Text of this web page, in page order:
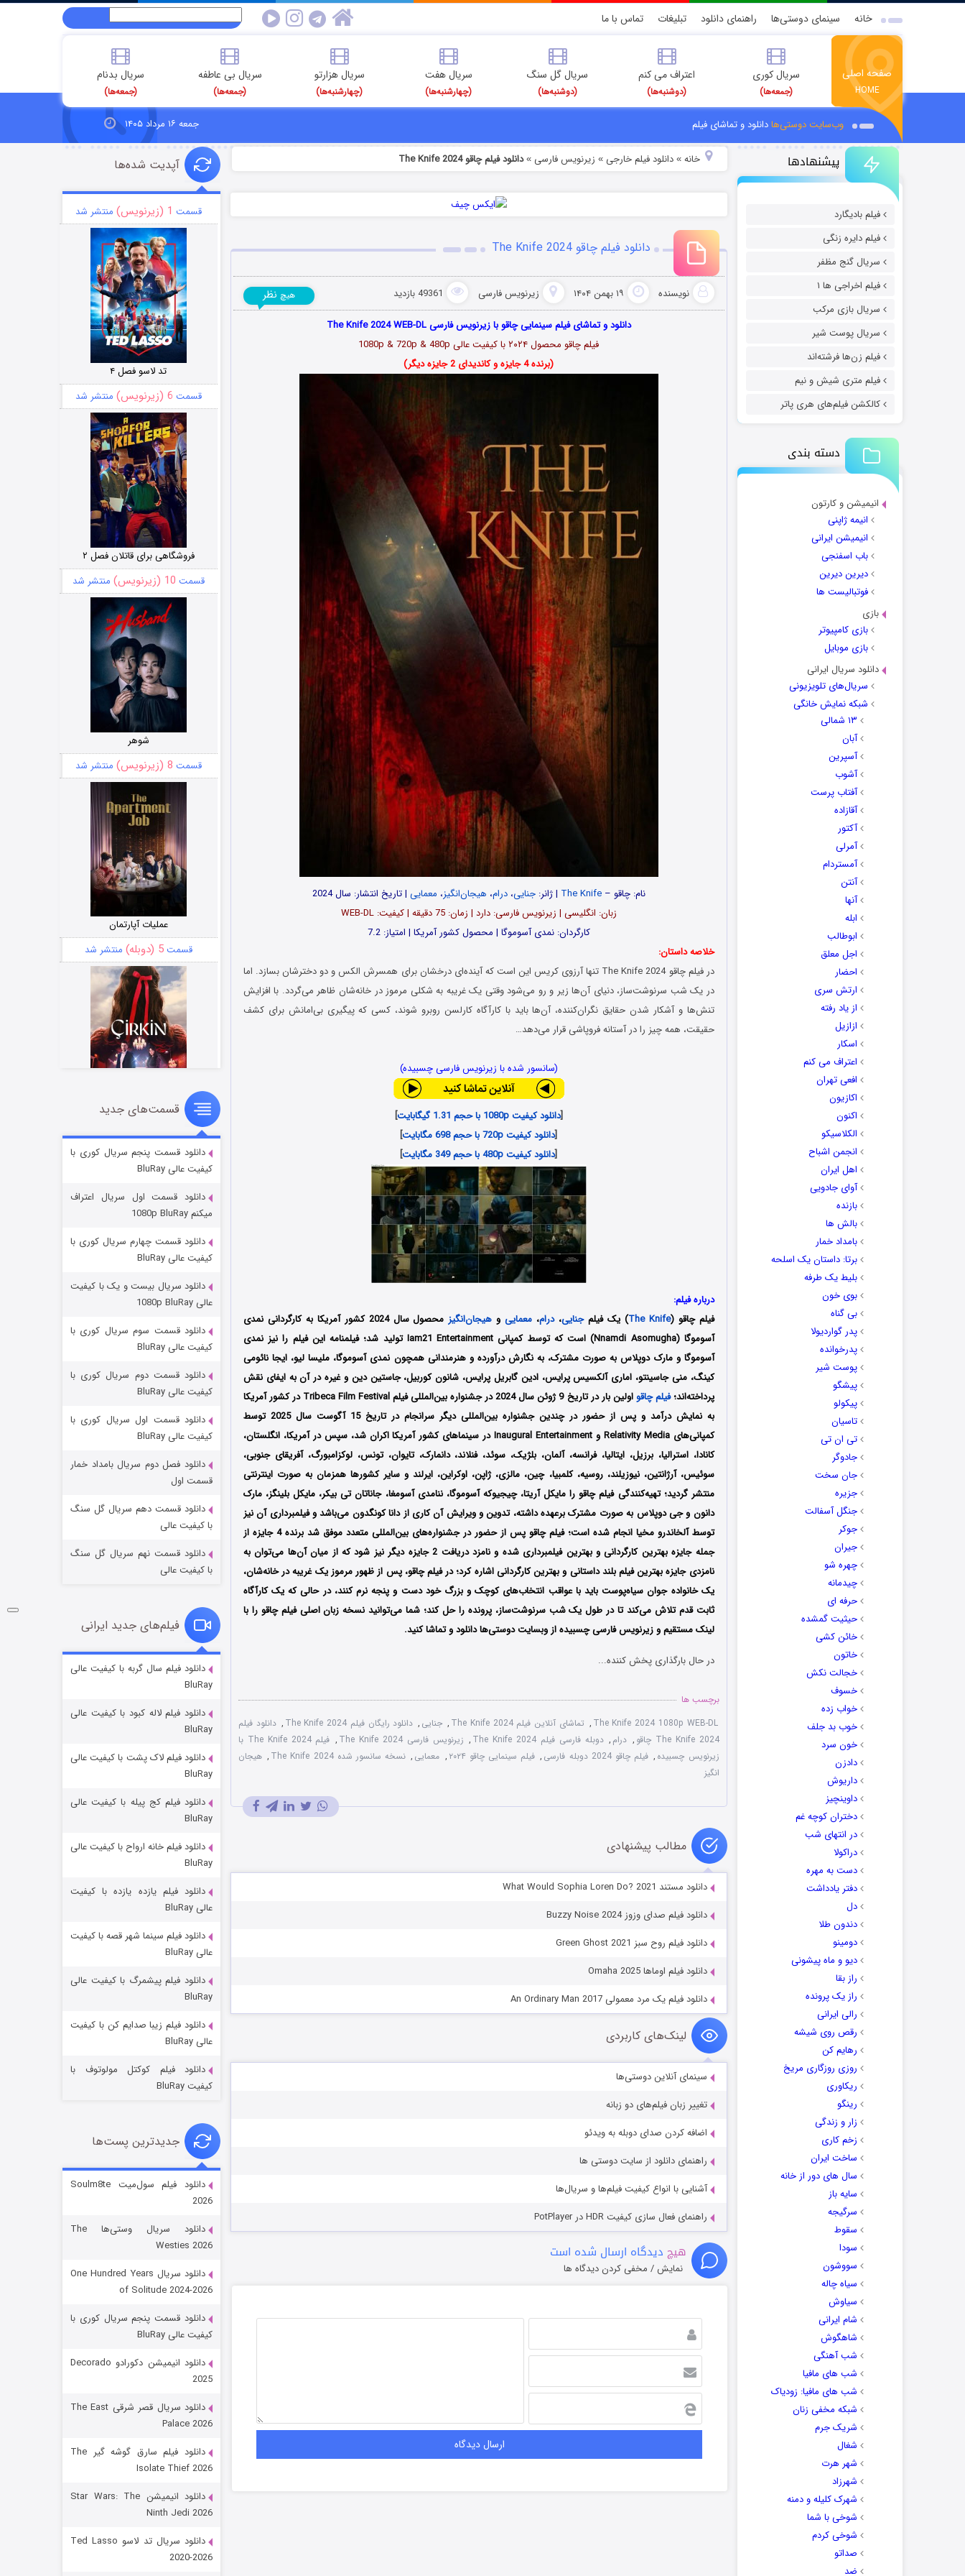
خانه سینمای دوستی‌ها راهنمای دانلود تبلیغات تماس با ما
صفحه اصلی
HOME
سریال کوری
(جمعه‌ها)
اعتراف می کنم
(دوشنبه‌ها)
سریال گل سنگ
(دوشنبه‌ها)
سریال هفت
(چهارشنبه‌ها)
سریال هزارتو
(چهارشنبه‌ها)
سریال بی عاطفه
(جمعه‌ها)
سریال بدنام
(جمعه‌ها)
وب‌سایت دوستی‌هادانلود و تماشای فیلم جمعه ۱۶ مرداد ۱۴۰۵
پیشنهادها
فیلم بادیگارد
فیلم دایره زنگی
سریال گنج مظفر
فیلم اخراجی ها ۱
سریال بازی مرکب
سریال پوست شیر
فیلم زن‌ها فرشته‌اند
فیلم متری شیش و نیم
کالکشن فیلم‌های هری پاتر
دسته بندی
انیمیشن و کارتون
انیمه ژاپنی
انیمیشن ایرانی
باب اسفنجی
دیرین دیرین
فوتبالیست ها
بازی
بازی کامپیوتر
بازی موبایل
دانلود سریال ایرانی
سریال‌های تلویزیونی
شبکه نمایش خانگی
۱۳ شمالی
آبان
آسپرین
آشوب
آفتاب پرست
آقازاده
آکتور
آمرلی
آمستردام
آنتن
آنها
ابله
ابوطالب
اجل معلق
احضار
ارتش سری
از یاد رفته
ازازیل
اسکار
اعتراف می کنم
افعی تهران
اکازیون
اکنون
الکلاسیکو
انجمن اشباح
اهل ایران
آوای جادویی
بازنده
بالش ها
بامداد خمار
برتا: داستان یک اسلحه
بلیط یک‌‌ طرفه
بوی خون
بی گناه
پدر گواردیولا
پدرخوانده
پوست شیر
پیشگو
پیکولو
تاسیان
تی ان تی
جادوگر
جان سخت
جزیره
جنگل آسفالت
جوکر
جیران
چهره شو
چیدمانه
حرفه ای
حیثیت گمشده
خائن کشی
خاتون
خجالت نکش
خسوف
خواب زده
خوب بد جلف
خون سرد
دادزن
داریوش
داوینچیز
دختران کوچه غم
در انتهای شب
دراکولا
دست به مهره
دفتر یادداشت
دل
دندون طلا
دومینو
دیو و ماه پیشونی
راز بقا
راز یک پرونده
رالی ایرانی
رقص روی شیشه
رهایم کن
روزی روزگاری مریخ
ریکاوری
رینگو
زار و زندگی
زخم کاری
ساخت ایران
سال های دور از خانه
سایه باز
سرگیجه
سقوط
سودا
سووشون
سیاه چاله
سیاوش
شام ایرانی
شاهگوش
شب آهنگی
شب های مافیا
شب های مافیا: زودیاک
شبکه مخفی زنان
شریک جرم
شغال
شهر هرت
شهرزاد
شهرک کلیله و دمنه
شوخی با شما
شوخی کردم
صداتو
ضد
خانه» دانلود فیلم خارجی » زیرنویس فارسی »دانلود فیلم چاقو The Knife 2024
دانلود فیلم چاقو The Knife 2024
نویسنده ۱۹ بهمن ۱۴۰۴ زیرنویس فارسی 49361 بازدید هیچ نظر
دانلود و تماشای فیلم سینمایی چاقو با زیرنویس فارسی The Knife 2024 WEB-DL
فیلم چاقو محصول ۲۰۲۴ با کیفیت عالی 1080p & 720p & 480p
(برنده 4 جایزه و کاندیدای 2 جایزه دیگر)
نام: چاقو –The Knife | ژانر:جنایی،درام، هیجان‌انگیز، معمایی | تاریخ انتشار: سال 2024
زبان: انگلیسی | زیرنویس فارسی: دارد | زمان: 75 دقیقه | کیفیت: WEB-DL
کارگردان: نمدی آسوموگا | محصول کشور آمریکا | امتیاز: 7.2
خلاصه داستان:
در فیلم چاقو The Knife 2024 تنها آرزوی کریس این است که آینده‌ای درخشان برای همسرش الکس و دو دخترشان بسازد. اما
در یک شب سرنوشت‌ساز، دنیای آن‌ها زیر و رو می‌شود وقتی یک غریبه به شکلی مرموز در خانه‌شان ظاهر می‌گردد. با افزایش
تنش‌ها و آشکار شدن حقایق نگران‌کننده، آن‌ها باید با کارآگاه کارلسن روبرو شوند، کسی که پیگیری بی‌امانش برای کشف
حقیقت، همه چیز را در آستانه فروپاشی قرار می‌دهد…
(سانسور شده با زیرنویس فارسی چسبیده)
[دانلود کیفیت 1080p با حجم 1.31 گیگابایت
]
[دانلود کیفیت 720p با حجم 698 مگابایت
]
[دانلود کیفیت 480p با حجم 349 مگابایت ]
درباره فیلم:
فیلم چاقو (The Knife) یک فیلمجنایی،درام، معماییو هیجان‌انگیز
محصول سال 2024 کشور آمریکا به کارگردانی نمدی
آسوموگا (Nnamdi Asomugha) است که توسط کمپانی‌ Iam21 Entertainment تولید شد؛ فیلمنامه این فیلم را نیز نمدی
آسوموگا و مارک دوپلاس به صورت مشترک، به نگارش درآورده و هنرمندانی همچون نمدی آسوموگا، ملیسا لیو، ایجا نائومی
کینگ، منی جاسینتو، اماری آلکسیس پرایس، ادین گابریل پرایس، شانون کوربیل، جاستین دین و غیره در آن به ایفای نقش
پرداخته‌اند؛فیلم چاقو
اولین بار در تاریخ 9 ژوئن سال 2024 در جشنواره بین‌المللی فیلم Tribeca Film Festival در کشور آمریکا
به نمایش درآمد و پس از حضور در چندین جشنواره بین‌المللی دیگر سرانجام در تاریخ 15 آگوست سال 2025 توسط
کمپانی‌های Relativity Media و Inaugural Entertainment در سینماهای کشور آمریکا اکران شد، سپس در آمریکا، انگلستان،
کانادا، استرالیا، برزیل، ایتالیا، فرانسه، آلمان، بلژیک، سوئد، فنلاند، دانمارک، تایوان، تونس، لوکزامبورگ، آفریقای جنوبی،
سوئیس، آرژانتین، نیوزیلند، روسیه، کلمبیا، چین، مالزی، ژاپن، اوکراین، ایرلند و سایر کشورها همزمان به صورت اینترنتی
منتشر گردید؛ تهیه‌کنندگی فیلم چاقو را مایکل آریتا، چیجیوکه آسوموگا، ننامدی آسومغا، جاناتان تی بیکر، مایکل بلینگز، مارک
دانون و جی دوپلاس به صورت مشترک برعهده داشته، تدوین و ویرایش آن کاری از دانا کونگدون می‌باشد و فیلمبرداری آن نیز
توسطآلخاندرو مخیا انجام شده است؛
فیلم چاقو پس از حضور در جشنواره‌‌‌‌‌های بین‌المللی متعدد موفق شد برنده 4 جایزه از
جمله جایزه بهترین کارگردانی و بهترین فیلمبرداری شده و نامزد دریافت 2 جایزه دیگر نیز شود که از میان آن‌ها می‌توان به
نامزدی جایزه بهترین فیلم بلند داستانی و بهترین کارگردانی اشاره کرد؛ در فیلم چاقو، پس از ظهور مرموز یک غریبه در خانه‌شان،
یک خانواده جوان سیاه‌پوست باید با عواقب انتخاب‌های کوچک و بزرگ خود دست و پنجه نرم کنند، در حالی که یک کارآگاه
ثابت قدم تلاش می‌کند تا در طول یک شب سرنوشت‌ساز، پرونده را حل کند؛ شما می‌توانید نسخه زبان اصلی فیلم چاقو را با
‌لینک مستقیم و زیرنویس فارسی چسبیده از وبسایت دوستی‌ها دانلود و تماشا کنید.
در حال بارگذاری پخش کننده...
برچسب ها
The Knife 2024 1080p WEB-DL
, تماشای آنلاین فیلم The Knife 2024 , جنایی , دانلود رایگان فیلم The Knife 2024 , دانلود فیلم
The Knife 2024 چاقو
, درام , دوبله فارسی فیلم The Knife 2024 , زیرنویس فارسی The Knife 2024 ,
فیلم The Knife 2024 با
زیرنویس چسبیده , فیلم چاقو 2024 دوبله فارسی , فیلم سینمایی چاقو ۲۰۲۴ , معمایی , نسخه سانسور شده The Knife 2024 , هیجان
انگیز
مطالب پیشنهادی
دانلود مستند What Would Sophia Loren Do? 2021
دانلود فیلم صدای وزوز Buzzy Noise 2024
دانلود فیلم روح سبز Green Ghost 2021
دانلود فیلم اوماها Omaha 2025
دانلود فیلم یک مرد معمولی An Ordinary Man 2017
لینک‌های کاربردی
سینمای آنلاین دوستی‌ها
تغییر زبان فیلم‌های دو زبانه
اضافه کردن صدای دوبله به ویدئو
راهنمای دانلود از سایت دوستی ها
آشنایی با انواع کیفیت فیلم‌ها و سریال‌ها
راهنمای فعال سازی کیفیت HDR در PotPlayer
هیچ دیدگاه ارسال شده است
نمایش / مخفی کردن دیدگاه ها
آپدیت شده‌ها
قسمت 1 (زیرنویس) منتشر شد
تد لاسو فصل ۴
قسمت 6 (زیرنویس) منتشر شد
فروشگاهی برای قاتلان فصل ۲
قسمت 10 (زیرنویس) منتشر شد
شوهر
قسمت 8 (زیرنویس) منتشر شد
عملیات آپارتمان
قسمت5 (دوبله) منتشر شد
سریال زشت
قسمت2 (زیرنویس) منتشر شد
مردگان متحرک: شهر مرده ۳
شکست استوارت در نجات جهان
قسمت 7 (زیرنویس) منتشر شد
شوگر فصل ۲
قسمت
خاندان اژدها فصل ۳
جادوگری در مغولستان
قسمت6 (زیرنویس)
رویایی برای تو
قسمت15 (دوبله)
قسمت‌های جدید
دانلود قسمت پنجم سریال کوری با
کیفیت عالی BluRay
دانلود قسمت اول سریال اعتراف
میکنم 1080p BluRay
دانلود قسمت چهارم سریال کوری با
کیفیت عالی BluRay
دانلود سریال بیست و یک با کیفیت
عالی 1080p BluRay
دانلود قسمت سوم سریال کوری با
کیفیت عالی BluRay
دانلود قسمت دوم سریال کوری با
کیفیت عالی BluRay
دانلود قسمت اول سریال کوری با
کیفیت عالی BluRay
دانلود فصل دوم سریال بامداد خمار
قسمت اول
دانلود قسمت دهم سریال گل سنگ
با کیفیت عالی
دانلود قسمت نهم سریال گل سنگ
با کیفیت عالی
فیلم‌های جدید ایرانی
دانلود فیلم سال گربه با کیفیت عالی
BluRay
دانلود فیلم لاله کبود با کیفیت عالی
BluRay
دانلود فیلم لاک پشت با کیفیت عالی
BluRay
دانلود فیلم کج‌ پیله با کیفیت عالی
BluRay
دانلود فیلم خانه ارواح با کیفیت عالی
BluRay
دانلود فیلم یازده یازده با کیفیت
عالی BluRay
دانلود فیلم سینما شهر قصه با کیفیت
عالی BluRay
دانلود فیلم پیشمرگ با کیفیت عالی
BluRay
دانلود فیلم زیبا صدایم کن با کیفیت
عالی BluRay
دانلود فیلم کوکتل مولوتوف با
کیفیت BluRay
جدیدترین پست‌ها
دانلود فیلم سول‌میت Soulm8te
2026
دانلود سریال وستی‌ها The
Westies 2026
دانلود سریال One Hundred Years
of Solitude 2024-2026
دانلود قسمت پنجم سریال کوری با
کیفیت عالی BluRay
دانلود انیمیشن دکورادو Decorado
2025
دانلود سریال قصر شرقی The East
Palace 2026
دانلود فیلم سارق گوشه گیر The
Isolate Thief 2026
دانلود انیمیشن Star Wars: The
Ninth Jedi 2026
دانلود سریال تد لاسو Ted Lasso
2020-2026